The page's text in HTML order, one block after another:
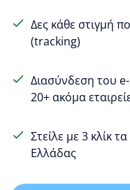
Δες κάθε στιγμή
(tracking)
Διασύνδεση του
20+ ακόμα
Στείλε με 3 κλίκ
Ελλάδας